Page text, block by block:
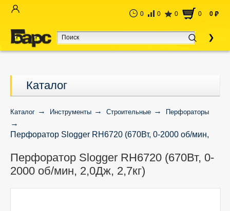
0 0 0 0 0 руб
Каталог
Каталог Инструменты Строительные Перфораторы
Перфоратор Slogger RH6720 (670Вт, 0-2000 об/мин,
Перфоратор Slogger RH6720 (670Вт, 0-
2000 об/мин, 2,0Дж, 2,7кг)